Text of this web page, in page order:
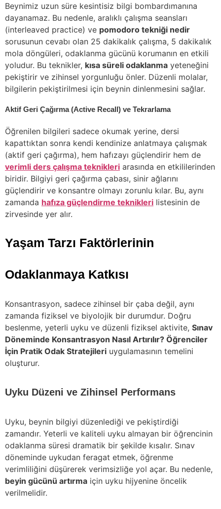
Beynimiz uzun süre kesintisiz bilgi bombardımanına
dayanamaz. Bu nedenle, aralıklı çalışma seansları
(interleaved practice) ve pomodoro tekniği nedir
sorusunun cevabı olan 25 dakikalık çalışma, 5 dakikalık
mola döngüleri, odaklanma gücünü korumanın en etkili
yoludur. Bu teknikler, kısa süreli odaklanma yeteneğini
pekiştirir ve zihinsel yorgunluğu önler. Düzenli molalar,
bilgilerin pekiştirilmesi için beynin dinlenmesini sağlar.
Aktif Geri Çağırma (Active Recall) ve Tekrarlama
Öğrenilen bilgileri sadece okumak yerine, dersi
kapattıktan sonra kendi kendinize anlatmaya çalışmak
(aktif geri çağırma), hem hafızayı güçlendirir hem de
verimli ders çalışma teknikleri arasında en etkililerinden
biridir. Bilgiyi geri çağırma çabası, sinir ağlarını
güçlendirir ve konsantre olmayı zorunlu kılar. Bu, aynı
zamanda hafıza güçlendirme teknikleri listesinin de
zirvesinde yer alır.
Yaşam Tarzı Faktörlerinin
Odaklanmaya Katkısı
Konsantrasyon, sadece zihinsel bir çaba değil, aynı
zamanda fiziksel ve biyolojik bir durumdur. Doğru
beslenme, yeterli uyku ve düzenli fiziksel aktivite, Sınav
Döneminde Konsantrasyon Nasıl Artırılır? Öğrenciler
İçin Pratik Odak Stratejileri uygulamasının temelini
oluşturur.
Uyku Düzeni ve Zihinsel Performans
Uyku, beynin bilgiyi düzenlediği ve pekiştirdiği
zamandır. Yeterli ve kaliteli uyku almayan bir öğrencinin
odaklanma süresi dramatik bir şekilde kısalır. Sınav
döneminde uykudan feragat etmek, öğrenme
verimliliğini düşürerek verimsizliğe yol açar. Bu nedenle,
beyin gücünü artırma için uyku hijyenine öncelik
verilmelidir.